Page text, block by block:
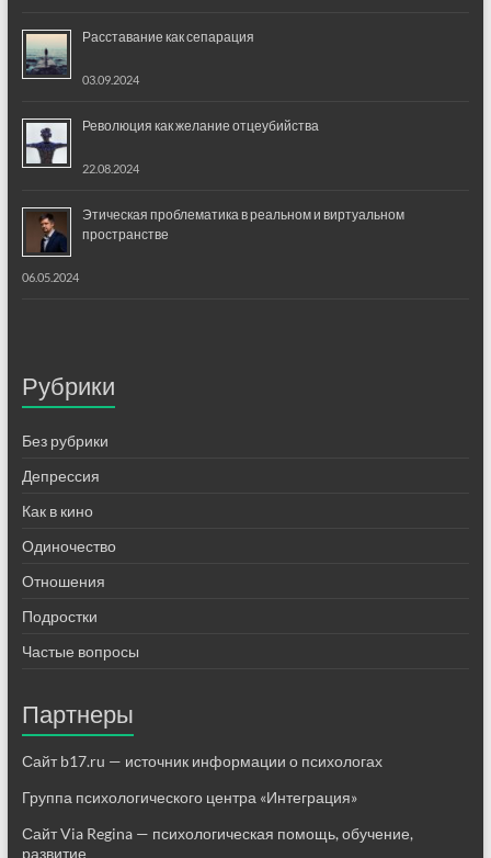
Расставание как сепарация
03.09.2024
Революция как желание отцеубийства
22.08.2024
Этическая проблематика в реальном и виртуальном
пространстве
06.05.2024
Рубрики
Без рубрики
Депрессия
Как в кино
Одиночество
Отношения
Подростки
Частые вопросы
Партнеры
Сайт b17.ru — источник информации о психологах
Группа психологического центра «Интеграция»
Сайт Via Regina — психологическая помощь, обучение,
развитие